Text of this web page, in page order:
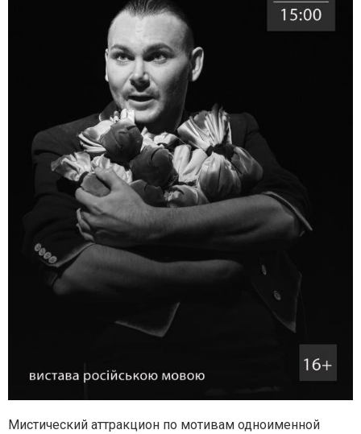
Мистический аттракцион по мотивам одноименной